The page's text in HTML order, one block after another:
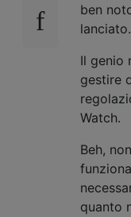
ben
Il genio
gestire
Watch.
Beh,
quanto